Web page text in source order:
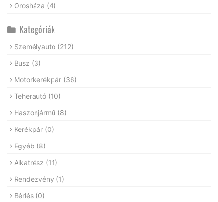
Orosháza (4)
Kategóriák
Személyautó (212)
Busz (3)
Motorkerékpár (36)
Teherautó (10)
Haszonjármű (8)
Kerékpár (0)
Egyéb (8)
Alkatrész (11)
Rendezvény (1)
Bérlés (0)